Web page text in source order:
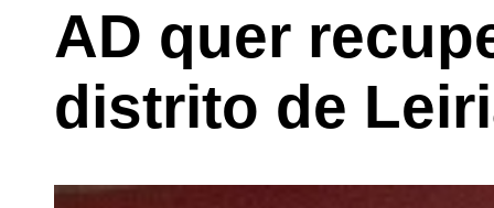
AD quer
distrito de